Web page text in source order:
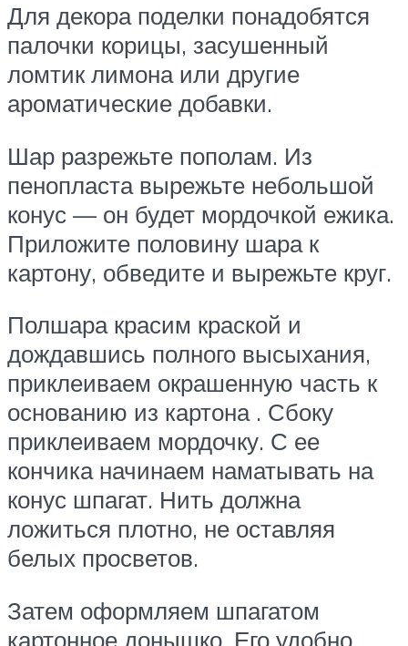
Для декора поделки понадобятся
палочки корицы, засушенный
ломтик лимона или другие
ароматические добавки.
Шар разрежьте пополам. Из
пенопласта вырежьте небольшой
конус — он будет мордочкой ежика.
Приложите половину шара к
картону, обведите и вырежьте круг.
Полшара красим краской и
дождавшись полного высыхания,
приклеиваем окрашенную часть к
основанию из картона . Сбоку
приклеиваем мордочку. С ее
кончика начинаем наматывать на
конус шпагат. Нить должна
ложиться плотно, не оставляя
белых просветов.
Затем оформляем шпагатом
картонное донышко. Его удобно